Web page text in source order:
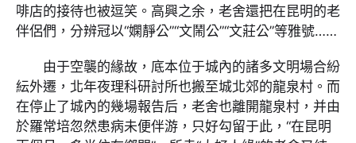
啡店的接待也被逗笑。高興之余，老舍還把在昆明的老
伴侶們，分辨冠以“嫻靜公”“文鬧公”“文莊公”等雅號……
由于空襲的緣故，底本位于城內的諸多文明場合紛
紜外遷，北年夜理科研討所也搬至城北郊的龍泉村。而
在停止了城內的幾場報告后，老舍也離開龍泉村，并由
於羅常培忽然患病未便伴游，只好勾留于此，“在昆明